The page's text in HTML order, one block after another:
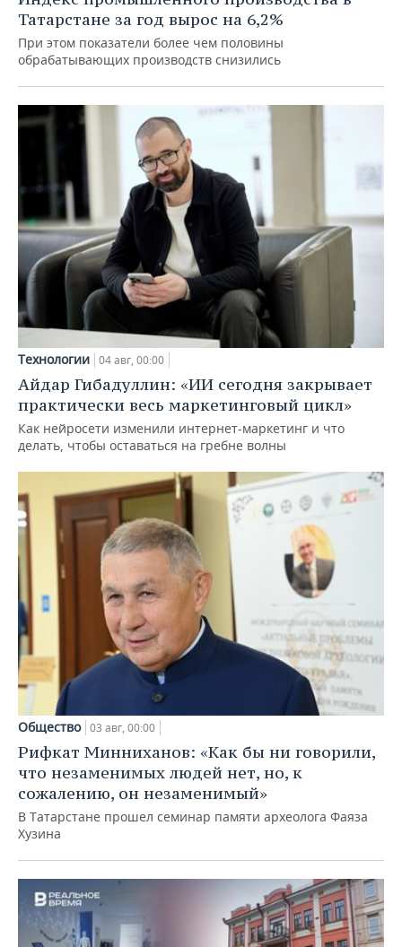
Татарстане за год вырос на 6,2%
При этом показатели более чем половины
обрабатывающих производств снизились
Технологии 04 авг, 00:00
Айдар Гибадуллин: «ИИ сегодня закрывает
практически весь маркетинговый цикл»
Как нейросети изменили интернет-маркетинг и что
делать, чтобы оставаться на гребне волны
Общество 03 авг, 00:00
Рифкат Минниханов: «Как бы ни говорили,
что незаменимых людей нет, но, к
сожалению, он незаменимый»
В Татарстане прошел семинар памяти археолога Фаяза
Хузина